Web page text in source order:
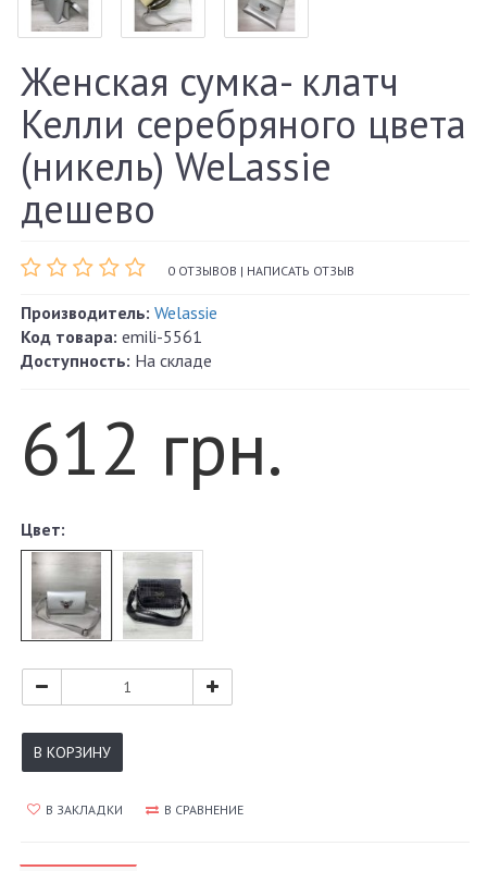
Женская сумка- клатч
Келли серебряного цвета
(никель) WeLassie
дешево
0 ОТЗЫВОВ | НАПИСАТЬ ОТЗЫВ
Производитель: Welassie
Код товара: emili-5561
Доступность: На складе
612 грн.
Цвет:
В КОРЗИНУ
В ЗАКЛАДКИ В СРАВНЕНИЕ